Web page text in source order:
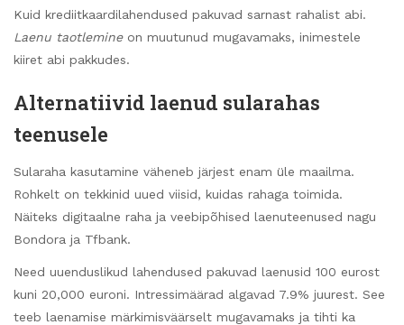
Kuid krediitkaardilahendused pakuvad sarnast rahalist abi.
Laenu taotlemineon muutunud mugavamaks, inimestele
kiiret abi pakkudes.
Alternatiivid laenud sularahas
teenusele
Sularaha kasutamine väheneb järjest enam üle maailma.
Rohkelt on tekkinid uued viisid, kuidas rahaga toimida.
Näiteks digitaalne raha ja veebipõhised laenuteenused nagu
Bondora ja Tfbank.
Need uuenduslikud lahendused pakuvad laenusid 100 eurost
kuni 20,000 euroni. Intressimäärad algavad 7.9% juurest. See
teeb laenamise märkimisväärselt mugavamaks ja tihti ka